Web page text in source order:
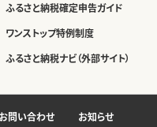
ふるさと納税確定申告ガイド
ワンストップ特例制度
ふるさと納税ナビ（外部サイト）
お問い合わせ お知らせ